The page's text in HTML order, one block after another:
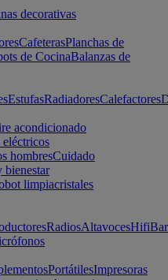
decorativas
CafeterasPlanchas de
de CocinaBalanzas de
EstufasRadiadoresCalefactores
acondicionado
eléctricos
hombresCuidado
bienestar
limpiacristales
RadiosAltavocesHifi
PortátilesImpresoras